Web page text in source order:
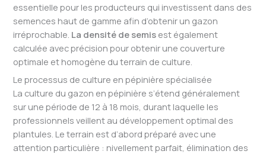
essentielle pour les producteurs qui investissent dans des
semences haut de gamme afin d’obtenir un gazon
irréprochable. La densité de semis est également
calculée avec précision pour obtenir une couverture
optimale et homogène du terrain de culture.
Le processus de culture en pépinière spécialisée
La culture du gazon en pépinière s’étend généralement
sur une période de 12 à 18 mois, durant laquelle les
professionnels veillent au développement optimal des
plantules. Le terrain est d’abord préparé avec une
attention particulière : nivellement parfait, élimination des